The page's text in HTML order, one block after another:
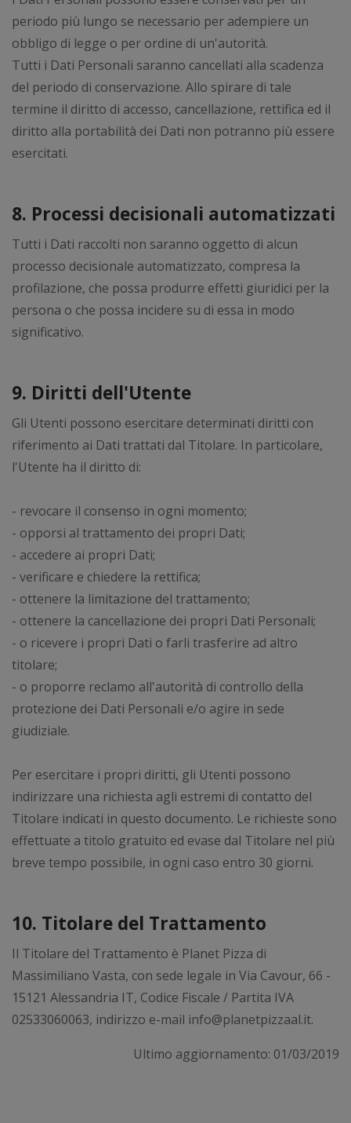
periodo più lungo se necessario per adempiere un
obbligo di legge o per ordine di un'autorità.
Tutti i Dati Personali saranno cancellati alla scadenza
del periodo di conservazione. Allo spirare di tale
termine il diritto di accesso, cancellazione, rettifica ed il
diritto alla portabilità dei Dati non potranno più essere
esercitati.
8. Processi decisionali automatizzati
Tutti i Dati raccolti non saranno oggetto di alcun
processo decisionale automatizzato, compresa la
profilazione, che possa produrre effetti giuridici per la
persona o che possa incidere su di essa in modo
significativo.
9. Diritti dell'Utente
Gli Utenti possono esercitare determinati diritti con
riferimento ai Dati trattati dal Titolare. In particolare,
l'Utente ha il diritto di:
- revocare il consenso in ogni momento;
- opporsi al trattamento dei propri Dati;
- accedere ai propri Dati;
- verificare e chiedere la rettifica;
- ottenere la limitazione del trattamento;
- ottenere la cancellazione dei propri Dati Personali;
- o ricevere i propri Dati o farli trasferire ad altro
titolare;
- o proporre reclamo all'autorità di controllo della
protezione dei Dati Personali e/o agire in sede
giudiziale.
Per esercitare i propri diritti, gli Utenti possono
indirizzare una richiesta agli estremi di contatto del
Titolare indicati in questo documento. Le richieste sono
effettuate a titolo gratuito ed evase dal Titolare nel più
breve tempo possibile, in ogni caso entro 30 giorni.
10. Titolare del Trattamento
Il Titolare del Trattamento è Planet Pizza di
Massimiliano Vasta, con sede legale in Via Cavour, 66 -
15121 Alessandria IT, Codice Fiscale / Partita IVA
02533060063, indirizzo e-mail info@planetpizzaal.it.
Ultimo aggiornamento: 01/03/2019